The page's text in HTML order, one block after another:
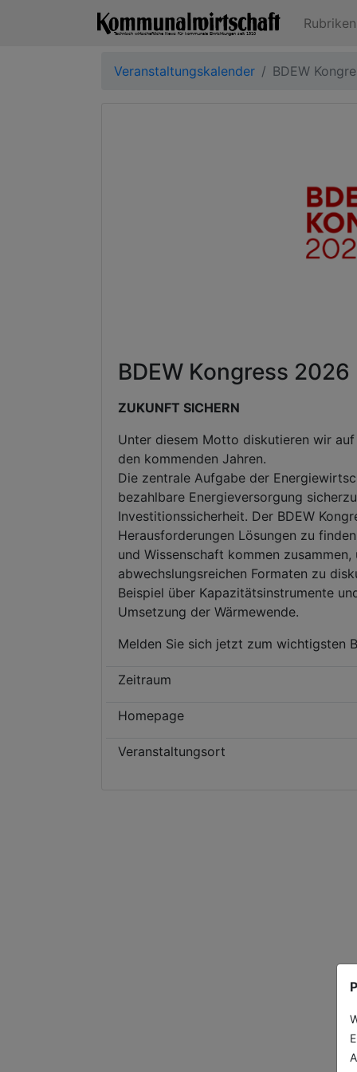
Veranstaltungskalender BDEW
BDEW Kongress 2026
ZUKUNFT SICHERN
Unter diesem Motto diskutieren wir
den kommenden Jahren.
Die zentrale Aufgabe der
bezahlbare Energieversorgung
Investitionssicherheit. Der BDEW
Herausforderungen Lösungen zu
und Wissenschaft kommen
abwechslungsreichen Formaten zu
Beispiel über Kapazitätsinstrumente
Umsetzung der Wärmewende.
Melden Sie sich jetzt zum wichtigsten
Zeitraum
Homepage
Veranstaltungsort